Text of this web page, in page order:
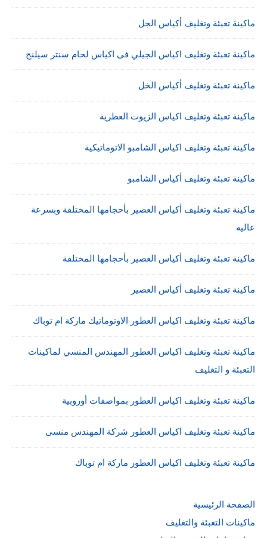
ماكينة تعبئة وتغليف أكياس الجل
ماكينة تعبئة وتغليف اكياس الجيلي فى اكياس لحام سنتر سيلنج
ماكينة تعبئة وتغليف أكياس الخل
ماكينة تعبئة وتغليف اكياس الزيوت العطرية
ماكينة تعبئة وتغليف اكياس الشامبو الاتوماتيكية
ماكينة تعبئة وتغليف أكياس الشامبو
ماكينة تعبئة وتغليف أكياس العصير بأحجامها المختلفة وبسرعة
عاليه
ماكينة تعبئة وتغليف أكياس العصير بأحجامها المختلفة
ماكينة تعبئة وتغليف أكياس العصير
ماكينة تعبئة وتغليف اكياس العطور الاوتوماتيك ماركة ام توباك
ماكينة تعبئة وتغليف اكياس العطور المهندس المنسي لماكينات
التعبئة و التغليف
ماكينة تعبئة وتغليف اكياس العطور بمواصفات أوروبية
ماكينة تعبئة وتغليف اكياس العطور شركة المهندس منسى
ماكينة تعبئة وتغليف اكياس العطور ماركة ام توباك
الصفحة الرئيسية
ماكينات التعبئة والتغليف